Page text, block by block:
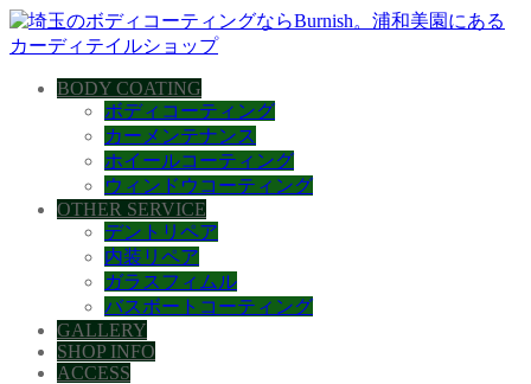
BODY COATING
ボディコーティング
カーメンテナンス
ホイールコーティング
ウィンドウコーティング
OTHER SERVICE
デントリペア
内装リペア
ガラスフィムル
バスボートコーティング
GALLERY
SHOP INFO
ACCESS